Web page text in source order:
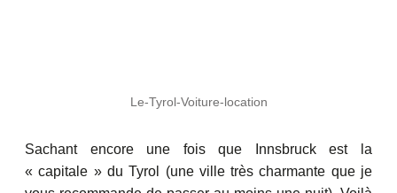
Le-Tyrol-Voiture-location
Sachant encore une fois que Innsbruck est la
« capitale » du Tyrol (une ville très charmante que je